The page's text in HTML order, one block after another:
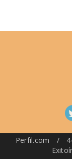
Perfil.com /